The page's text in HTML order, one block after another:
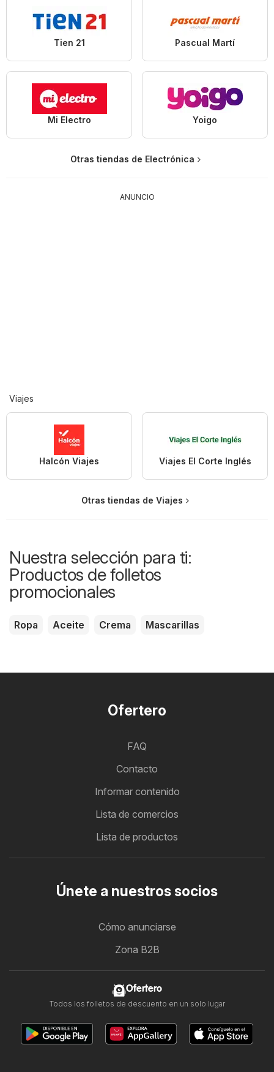
Tien 21 Pascual Martí
Mi Electro Yoigo
Otras tiendas de Electrónica
ANUNCIO
Viajes
Halcón Viajes Viajes El Corte Inglés
Otras tiendas de Viajes
Nuestra selección para ti:
Productos de folletos
promocionales
Ropa Aceite Crema Mascarillas
Ofertero
FAQ
Contacto
Informar contenido
Lista de comercios
Lista de productos
Únete a nuestros socios
Cómo anunciarse
Zona B2B
Ofertero
Todos los folletos de descuento en un solo lugar